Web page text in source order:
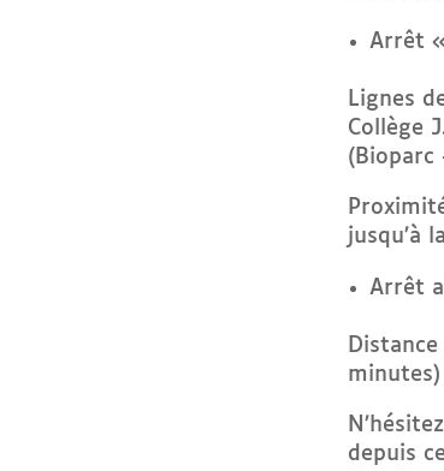
Arrêt «
Lignes
Collège
(Bioparc
jusqu’à
Arrêt
depuis